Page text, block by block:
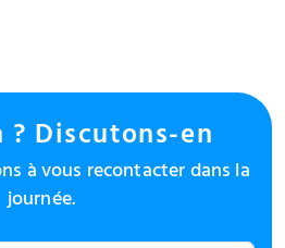
Discutons-en
à vous recontacter dans la
journée.